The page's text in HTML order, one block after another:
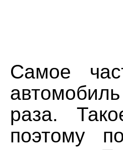
Самое
раза.
поэтому